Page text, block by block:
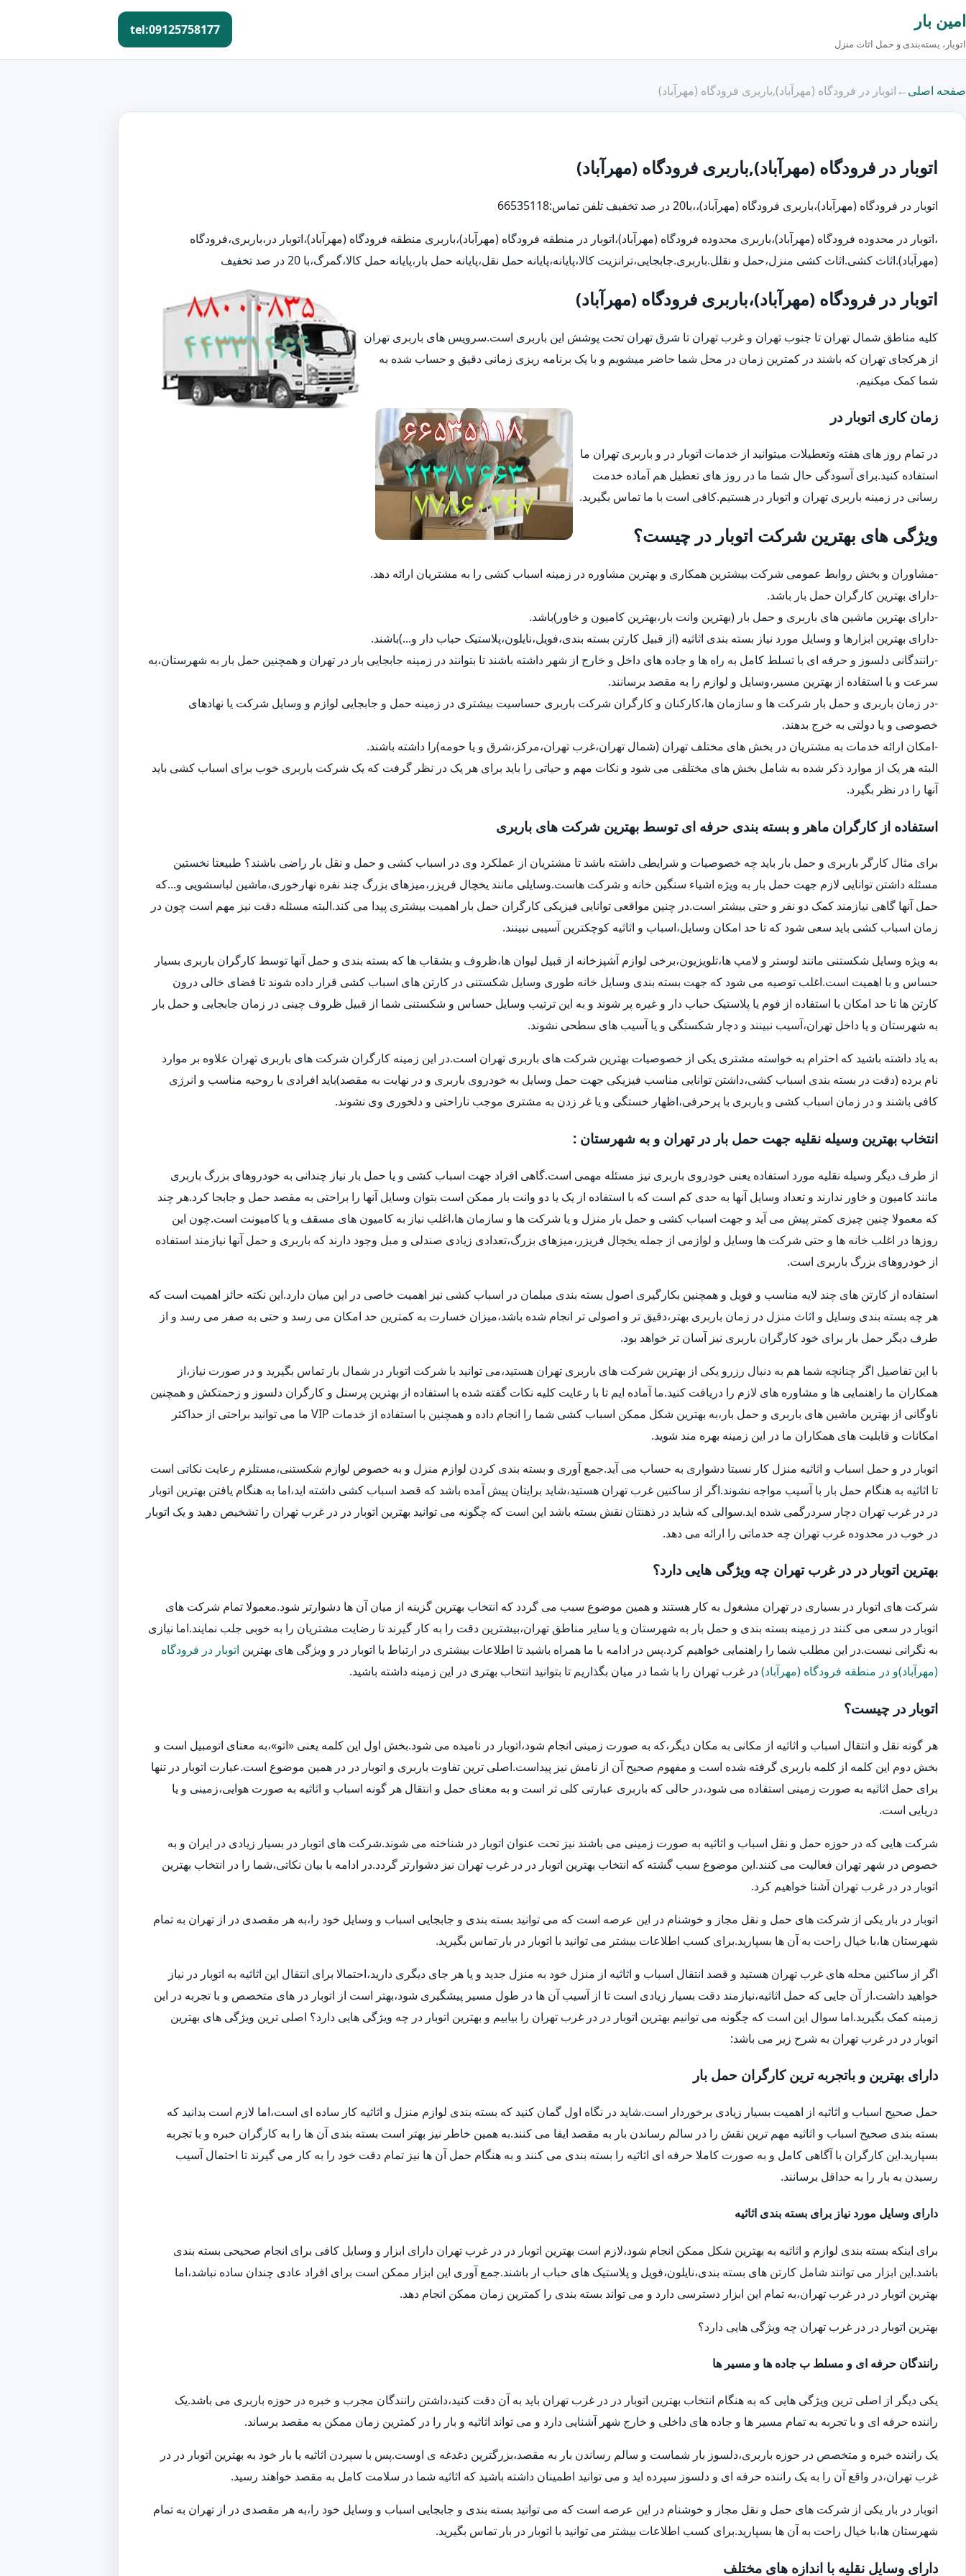
امین بار
اتوبار، بسته‌بندی و حمل اثاث منزل
tel:09125758177
صفحه اصلی←اتوبار در فرودگاه (مهرآباد),باربری فرودگاه (مهرآباد)
اتوبار در فرودگاه (مهرآباد),باربری فرودگاه (مهرآباد)
اتوبار در فرودگاه (مهرآباد)،باربری فرودگاه (مهرآباد)،،با20 در صد تخفیف تلفن تماس:66535118
،اتوبار در محدوده فرودگاه (مهرآباد)،باربری محدوده فرودگاه (مهرآباد)،اتوبار در منطقه فرودگاه (مهرآباد)،باربری منطقه فرودگاه (مهرآباد)،اتوبار در،باربری،فرودگاه
(مهرآباد).اثاث کشی.اثاث کشی منزل،حمل و نقلل.باربری.جابجایی،ترانزیت کالا،پایانه،پایانه حمل نقل،پایانه حمل بار،پایانه حمل کالا،گمرگ،با 20 در صد تخفیف
اتوبار در فرودگاه (مهرآباد)،باربری فرودگاه (مهرآباد)
کلیه مناطق شمال تهران تا جنوب تهران و غرب تهران تا شرق تهران تحت پوشش این باربری است.سرویس های باربری تهران
از هرکجای تهران که باشند در کمترین زمان در محل شما حاضر میشویم و با یک برنامه ریزی زمانی دقیق و حساب شده به
شما کمک میکنیم.
زمان کاری اتوبار در
در تمام روز های هفته وتعطیلات میتوانید از خدمات اتوبار در و باربری تهران ما
استفاده کنید.برای آسودگی حال شما ما در روز های تعطیل هم آماده خدمت
رسانی در زمینه باربری تهران و اتوبار در هستیم.کافی است با ما تماس بگیرید.
ویژگی های بهترین شرکت اتوبار در چیست؟
-مشاوران و بخش روابط عمومی شرکت بیشترین همکاری و بهترین مشاوره در زمینه اسباب کشی را به مشتریان ارائه دهد.
-دارای بهترین کارگران حمل بار باشد.
-دارای بهترین ماشین های باربری و حمل بار (بهترین وانت بار،بهترین کامیون و خاور)باشد.
-دارای بهترین ابزارها و وسایل مورد نیاز بسته بندی اثاثیه (از قبیل کارتن بسته بندی،فویل،نایلون،پلاستیک حباب دار و...)باشند.
-رانندگانی دلسوز و حرفه ای با تسلط کامل به راه ها و جاده های داخل و خارج از شهر داشته باشند تا بتوانند در زمینه جابجایی بار در تهران و همچنین حمل بار به شهرستان،به
سرعت و با استفاده از بهترین مسیر،وسایل و لوازم را به مقصد برسانند.
-در زمان باربری و حمل بار شرکت ها و سازمان ها،کارکنان و کارگران شرکت باربری حساسیت بیشتری در زمینه حمل و جابجایی لوازم و وسایل شرکت یا نهادهای
خصوصی و یا دولتی به خرج بدهند.
-امکان ارائه خدمات به مشتریان در بخش های مختلف تهران (شمال تهران،غرب تهران،مرکز،شرق و یا حومه)را داشته باشند.
البته هر یک از موارد ذکر شده به شامل بخش های مختلفی می شود و نکات مهم و حیاتی را باید برای هر یک در نظر گرفت که یک شرکت باربری خوب برای اسباب کشی باید
آنها را در نظر بگیرد.
استفاده از کارگران ماهر و بسته بندی حرفه ای توسط بهترین شرکت های باربری
برای مثال کارگر باربری و حمل بار باید چه خصوصیات و شرایطی داشته باشد تا مشتریان از عملکرد وی در اسباب کشی و حمل و نقل بار راضی باشند؟ طبیعتا نخستین
مسئله داشتن توانایی لازم جهت حمل بار به ویژه اشیاء سنگین خانه و شرکت هاست.وسایلی مانند یخچال فریزر،میزهای بزرگ چند نفره نهارخوری،ماشین لباسشویی و...که
حمل آنها گاهی نیازمند کمک دو نفر و حتی بیشتر است.در چنین مواقعی توانایی فیزیکی کارگران حمل بار اهمیت بیشتری پیدا می کند.البته مسئله دقت نیز مهم است چون در
زمان اسباب کشی باید سعی شود که تا حد امکان وسایل،اسباب و اثاثیه کوچکترین آسیبی نبینند.
به ویژه وسایل شکستنی مانند لوستر و لامپ ها،تلویزیون،برخی لوازم آشپزخانه از قبیل لیوان ها،ظروف و بشقاب ها که بسته بندی و حمل آنها توسط کارگران باربری بسیار
حساس و با اهمیت است.اغلب توصیه می شود که جهت بسته بندی وسایل خانه طوری وسایل شکستنی در کارتن های اسباب کشی قرار داده شوند تا فضای خالی درون
کارتن ها تا حد امکان با استفاده از فوم یا پلاستیک حباب دار و غیره پر شوند و به این ترتیب وسایل حساس و شکستنی شما از قبیل ظروف چینی در زمان جابجایی و حمل بار
به شهرستان و یا داخل تهران،آسیب نبینند و دچار شکستگی و یا آسیب های سطحی نشوند.
به یاد داشته باشید که احترام به خواسته مشتری یکی از خصوصیات بهترین شرکت های باربری تهران است.در این زمینه کارگران شرکت های باربری تهران علاوه بر موارد
نام برده (دقت در بسته بندی اسباب کشی،داشتن توانایی مناسب فیزیکی جهت حمل وسایل به خودروی باربری و در نهایت به مقصد)باید افرادی با روحیه مناسب و انرژی
کافی باشند و در زمان اسباب کشی و باربری با پرحرفی،اظهار خستگی و یا غر زدن به مشتری موجب ناراحتی و دلخوری وی نشوند.
انتخاب بهترین وسیله نقلیه جهت حمل بار در تهران و به شهرستان :
از طرف دیگر وسیله نقلیه مورد استفاده یعنی خودروی باربری نیز مسئله مهمی است.گاهی افراد جهت اسباب کشی و یا حمل بار نیاز چندانی به خودروهای بزرگ باربری
مانند کامیون و خاور ندارند و تعداد وسایل آنها به حدی کم است که با استفاده از یک یا دو وانت بار ممکن است بتوان وسایل آنها را براحتی به مقصد حمل و جابجا کرد.هر چند
که معمولا چنین چیزی کمتر پیش می آید و جهت اسباب کشی و حمل بار منزل و یا شرکت ها و سازمان ها،اغلب نیاز به کامیون های مسقف و یا کامیونت است.چون این
روزها در اغلب خانه ها و حتی شرکت ها وسایل و لوازمی از جمله یخچال فریزر،میزهای بزرگ،تعدادی زیادی صندلی و مبل وجود دارند که باربری و حمل آنها نیازمند استفاده
از خودروهای بزرگ باربری است.
استفاده از کارتن های چند لایه مناسب و فویل و همچنین بکارگیری اصول بسته بندی مبلمان در اسباب کشی نیز اهمیت خاصی در این میان دارد.این نکته حائز اهمیت است که
هر چه بسته بندی وسایل و اثاث منزل در زمان باربری بهتر،دقیق تر و اصولی تر انجام شده باشد،میزان خسارت به کمترین حد امکان می رسد و حتی به صفر می رسد و از
طرف دیگر حمل بار برای خود کارگران باربری نیز آسان تر خواهد بود.
با این تفاصیل اگر چنانچه شما هم به دنبال رزرو یکی از بهترین شرکت های باربری تهران هستید،می توانید با شرکت اتوبار در شمال بار تماس بگیرید و در صورت نیاز،از
همکاران ما راهنمایی ها و مشاوره های لازم را دریافت کنید.ما آماده ایم تا با رعایت کلیه نکات گفته شده با استفاده از بهترین پرسنل و کارگران دلسوز و زحمتکش و همچنین
ناوگانی از بهترین ماشین های باربری و حمل بار،به بهترین شکل ممکن اسباب کشی شما را انجام داده و همچنین با استفاده از خدمات VIP ما می توانید براحتی از حداکثر
امکانات و قابلیت های همکاران ما در این زمینه بهره مند شوید.
اتوبار در و حمل اسباب و اثاثیه منزل کار نسبتا دشواری به حساب می آید.جمع آوری و بسته بندی کردن لوازم منزل و به خصوص لوازم شکستنی،مستلزم رعایت نکاتی است
تا اثاثیه به هنگام حمل بار با آسیب مواجه نشوند.اگر از ساکنین غرب تهران هستید،شاید برایتان پیش آمده باشد که قصد اسباب کشی داشته اید،اما به هنگام یافتن بهترین اتوبار
در در غرب تهران دچار سردرگمی شده اید.سوالی که شاید در ذهنتان نقش بسته باشد این است که چگونه می توانید بهترین اتوبار در در غرب تهران را تشخیص دهید و یک اتوبار
در خوب در محدوده غرب تهران چه خدماتی را ارائه می دهد.
بهترین اتوبار در در غرب تهران چه ویژگی هایی دارد؟
شرکت های اتوبار در بسیاری در تهران مشغول به کار هستند و همین موضوع سبب می گردد که انتخاب بهترین گزینه از میان آن ها دشوارتر شود.معمولا تمام شرکت های
اتوبار در سعی می کنند در زمینه بسته بندی و حمل بار به شهرستان و یا سایر مناطق تهران،بیشترین دقت را به کار گیرند تا رضایت مشتریان را به خوبی جلب نمایند.اما نیازی
به نگرانی نیست.در این مطلب شما را راهنمایی خواهیم کرد.پس در ادامه با ما همراه باشید تا اطلاعات بیشتری در ارتباط با اتوبار در و ویژگی های بهترین اتوبار در فرودگاه
(مهرآباد)و در منطقه فرودگاه (مهرآباد)در غرب تهران را با شما در میان بگذاریم تا بتوانید انتخاب بهتری در این زمینه داشته باشید.
اتوبار در چیست؟
هر گونه نقل و انتقال اسباب و اثاثیه از مکانی به مکان دیگر،که به صورت زمینی انجام شود،اتوبار در نامیده می شود.بخش اول این کلمه یعنی «اتو»،به معنای اتومبیل است و
بخش دوم این کلمه از کلمه باربری گرفته شده است و مفهوم صحیح آن از نامش نیز پیداست.اصلی ترین تفاوت باربری و اتوبار در در همین موضوع است.عبارت اتوبار در تنها
برای حمل اثاثیه به صورت زمینی استفاده می شود،در حالی که باربری عبارتی کلی تر است و به معنای حمل و انتقال هر گونه اسباب و اثاثیه به صورت هوایی،زمینی و یا
دریایی است.
شرکت هایی که در حوزه حمل و نقل اسباب و اثاثیه به صورت زمینی می باشند نیز تحت عنوان اتوبار در شناخته می شوند.شرکت های اتوبار در بسیار زیادی در ایران و به
خصوص در شهر تهران فعالیت می کنند.این موضوع سبب گشته که انتخاب بهترین اتوبار در در غرب تهران نیز دشوارتر گردد.در ادامه با بیان نکاتی،شما را در انتخاب بهترین
اتوبار در در غرب تهران آشنا خواهیم کرد.
اتوبار در بار یکی از شرکت های حمل و نقل مجاز و خوشنام در این عرصه است که می توانید بسته بندی و جابجایی اسباب و وسایل خود را،به هر مقصدی در از تهران به تمام
شهرستان ها،با خیال راحت به آن ها بسپارید.برای کسب اطلاعات بیشتر می توانید با اتوبار در بار تماس بگیرید.
اگر از ساکنین محله های غرب تهران هستید و قصد انتقال اسباب و اثاثیه از منزل خود به منزل جدید و یا هر جای دیگری دارید،احتمالا برای انتقال این اثاثیه به اتوبار در نیاز
خواهید داشت.از آن جایی که حمل اثاثیه،نیازمند دقت بسیار زیادی است تا از آسیب آن ها در طول مسیر پیشگیری شود،بهتر است از اتوبار در های متخصص و با تجربه در این
زمینه کمک بگیرید.اما سوال این است که چگونه می توانیم بهترین اتوبار در در غرب تهران را بیابیم و بهترین اتوبار در چه ویژگی هایی دارد؟ اصلی ترین ویژگی های بهترین
اتوبار در در غرب تهران به شرح زیر می باشد:
دارای بهترین و باتجربه ترین کارگران حمل بار
حمل صحیح اسباب و اثاثیه از اهمیت بسیار زیادی برخوردار است.شاید در نگاه اول گمان کنید که بسته بندی لوازم منزل و اثاثیه کار ساده ای است،اما لازم است بدانید که
بسته بندی صحیح اسباب و اثاثیه مهم ترین نقش را در سالم رساندن بار به مقصد ایفا می کنند.به همین خاطر نیز بهتر است بسته بندی آن ها را به کارگران خبره و با تجربه
بسپارید.این کارگران با آگاهی کامل و به صورت کاملا حرفه ای اثاثیه را بسته بندی می کنند و به هنگام حمل آن ها نیز تمام دقت خود را به کار می گیرند تا احتمال آسیب
رسیدن به بار را به حداقل برسانند.
دارای وسایل مورد نیاز برای بسته بندی اثاثیه
برای اینکه بسته بندی لوازم و اثاثیه به بهترین شکل ممکن انجام شود،لازم است بهترین اتوبار در در غرب تهران دارای ابزار و وسایل کافی برای انجام صحیحی بسته بندی
باشد.این ابزار می توانند شامل کارتن های بسته بندی،نایلون،فویل و پلاستیک های حباب ار باشند.جمع آوری این ابزار ممکن است برای افراد عادی چندان ساده نباشد،اما
بهترین اتوبار در در غرب تهران،به تمام این ابزار دسترسی دارد و می تواند بسته بندی را کمترین زمان ممکن انجام دهد.
بهترین اتوبار در در غرب تهران چه ویژگی هایی دارد؟
رانندگان حرفه ای و مسلط ب جاده ها و مسیر ها
یکی دیگر از اصلی ترین ویژگی هایی که به هنگام انتخاب بهترین اتوبار در در غرب تهران باید به آن دقت کنید،داشتن رانندگان مجرب و خبره در حوزه باربری می باشد.یک
راننده حرفه ای و با تجربه به تمام مسیر ها و جاده های داخلی و خارج شهر آشنایی دارد و می تواند اثاثیه و بار را در کمترین زمان ممکن به مقصد برساند.
یک راننده خبره و متخصص در حوزه باربری،دلسوز بار شماست و سالم رساندن بار به مقصد،بزرگترین دغدغه ی اوست.پس با سپردن اثاثیه یا بار خود به بهترین اتوبار در در
غرب تهران،در واقع آن را به یک راننده حرفه ای و دلسوز سپرده اید و می توانید اطمینان داشته باشید که اثاثیه شما در سلامت کامل به مقصد خواهند رسید.
اتوبار در بار یکی از شرکت های حمل و نقل مجاز و خوشنام در این عرصه است که می توانید بسته بندی و جابجایی اسباب و وسایل خود را،به هر مقصدی در از تهران به تمام
شهرستان ها،با خیال راحت به آن ها بسپارید.برای کسب اطلاعات بیشتر می توانید با اتوبار در بار تماس بگیرید.
دارای وسایل نقلیه با اندازه های مختلف